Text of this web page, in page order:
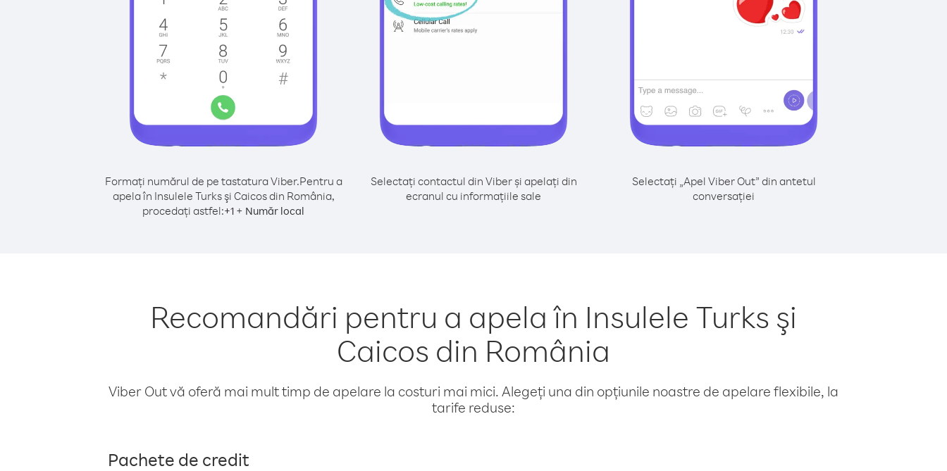
Formați numărul de pe tastatura Viber.Pentru a
apela în Insulele Turks şi Caicos din România,
procedați astfel:+1 + Număr local
Selectați contactul din Viber și apelați din
ecranul cu informațiile sale
Selectați „Apel Viber Out” din antetul
conversației
Recomandări pentru a apela în Insulele Turks şi
Caicos din România
Viber Out vă oferă mai mult timp de apelare la costuri mai mici. Alegeți una din opțiunile noastre de apelare flexibile, la
tarife reduse:
Pachete de credit